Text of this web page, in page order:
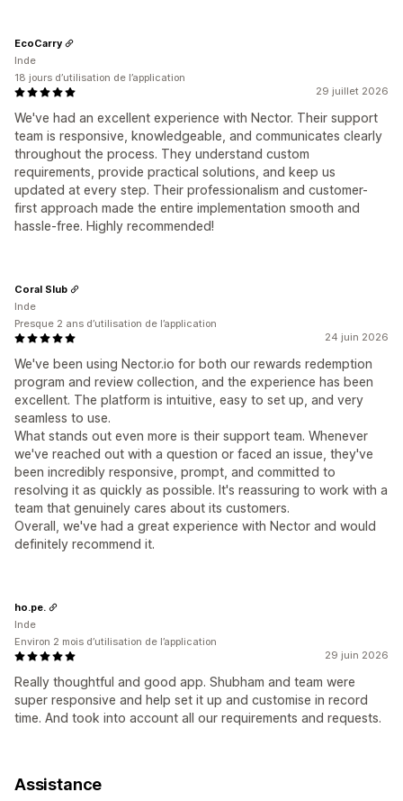
29 juillet 2026
We've had an excellent experience with Nector. Their support
team is responsive, knowledgeable, and communicates clearly
throughout the process. They understand custom
requirements, provide practical solutions, and keep us
updated at every step. Their professionalism and customer-
first approach made the entire implementation smooth and
hassle-free. Highly recommended!
EcoCarry
Inde
18 jours d’utilisation de l’application
24 juin 2026
We've been using Nector.io for both our rewards redemption
program and review collection, and the experience has been
excellent. The platform is intuitive, easy to set up, and very
seamless to use.
What stands out even more is their support team. Whenever
we've reached out with a question or faced an issue, they've
been incredibly responsive, prompt, and committed to
resolving it as quickly as possible. It's reassuring to work with a
team that genuinely cares about its customers.
Overall, we've had a great experience with Nector and would
definitely recommend it.
Coral Slub
Inde
Presque 2 ans d’utilisation de l’application
29 juin 2026
Really thoughtful and good app. Shubham and team were
super responsive and help set it up and customise in record
time. And took into account all our requirements and requests.
ho.pe.
Inde
Environ 2 mois d’utilisation de l’application
Assistance